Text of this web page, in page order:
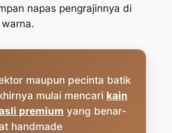
napas pengrajinnya di
maupun pecinta batik
mulai mencari kain
premium yang benar-
handmade